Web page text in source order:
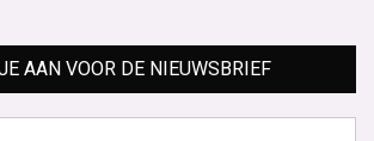
AAN VOOR DE NIEUWSBRIEF